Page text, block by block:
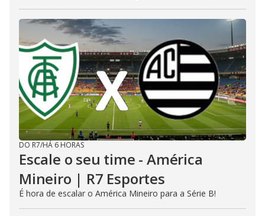
DO R7/HÁ 6 HORAS
Escale o seu time - América
Mineiro | R7 Esportes
É hora de escalar o América Mineiro para a Série B!